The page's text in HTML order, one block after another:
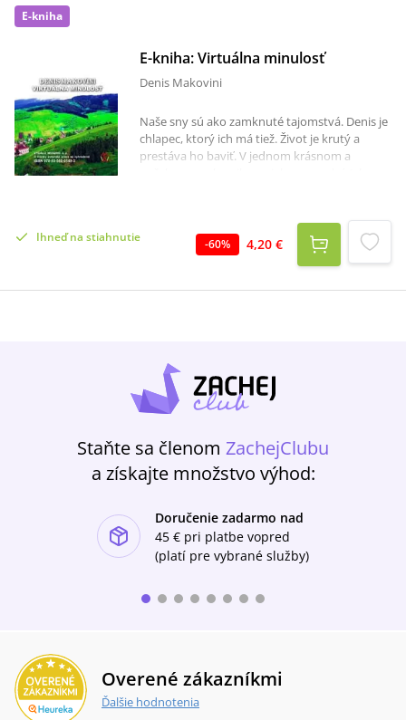
E-kniha
E-kniha: Virtuálna minulosť
Denis Makovini
Naše sny sú ako zamknuté tajomstvá. Denis je
chlapec, ktorý ich má tiež. Život je krutý a
prestáva ho baviť. V jednom krásnom a
vyrovnať s tým, čo stratil a čo získal. Lenže nie
každý ho bude mať v láske. Bude jeho život v
minulosti rozprávkou ako si myslel? Prežije
Ihneď na stiahnutie -60% 4,20 €
Staňte sa členom ZachejClubu
a získajte množstvo výhod:
Doručenie zadarmo nad
45 € pri platbe vopred
(platí pre vybrané služby)
Overené zákazníkmi
Ďalšie hodnotenia